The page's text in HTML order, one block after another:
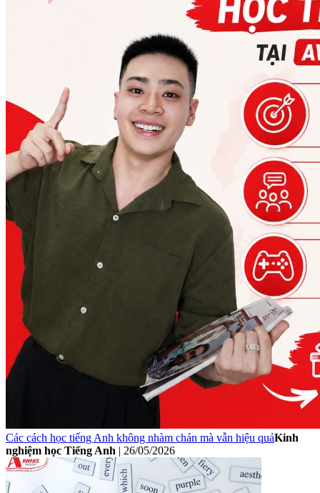
Các cách học tiếng Anh không nhàm chán mà vẫn hiệu quảKinh
nghiệm học Tiếng Anh | 26/05/2026